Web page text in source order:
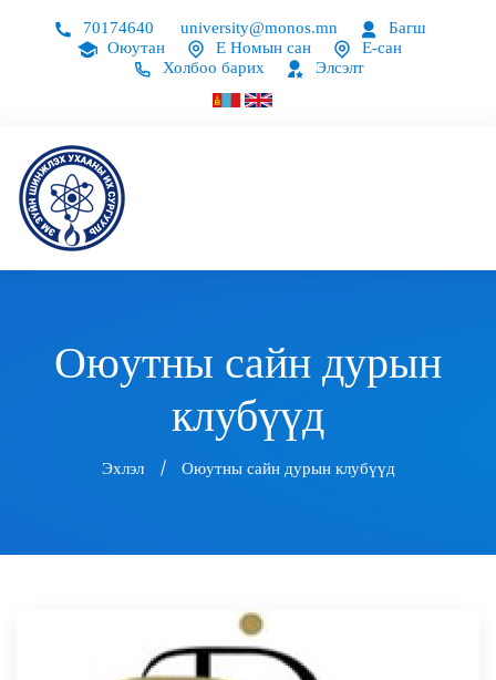
70174640 university@monos.mn
Багш
Оюутан
Е Номын сан
Е-сан
Холбоо барих
Элсэлт
Оюутны сайн дурын
клубүүд
Эхлэл Оюутны сайн дурын клубүүд